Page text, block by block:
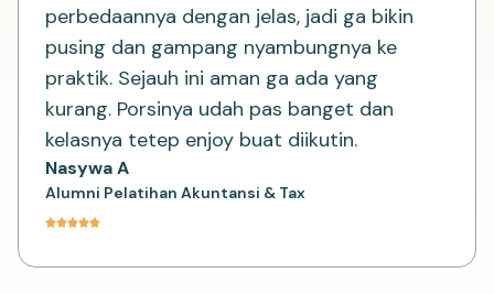
perbedaannya dengan jelas, jadi ga bikin
pusing dan gampang nyambungnya ke
praktik. Sejauh ini aman ga ada yang
kurang. Porsinya udah pas banget dan
kelasnya tetep enjoy buat diikutin.
Nasywa A
Alumni Pelatihan Akuntansi & Tax